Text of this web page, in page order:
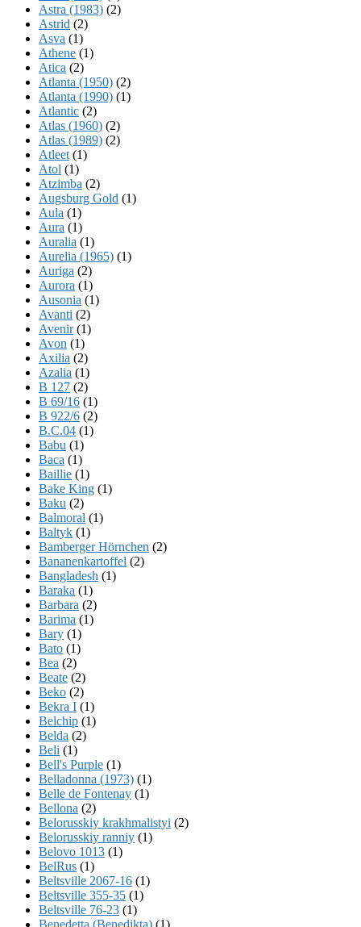
Astra (1983) (2)
Astrid (2)
Asva (1)
Athene (1)
Atica (2)
Atlanta (1950) (2)
Atlanta (1990) (1)
Atlantic (2)
Atlas (1960) (2)
Atlas (1989) (2)
Atleet (1)
Atol (1)
Atzimba (2)
Augsburg Gold (1)
Aula (1)
Aura (1)
Auralia (1)
Aurelia (1965) (1)
Auriga (2)
Aurora (1)
Ausonia (1)
Avanti (2)
Avenir(1)
Avon (1)
Axilia (2)
Azalia (1)
B 127 (2)
B 69/16 (1)
B 922/6 (2)
B.C.04 (1)
Babu (1)
Baca (1)
Baillie (1)
Bake King (1)
Baku (2)
Balmoral (1)
Baltyk (1)
Bamberger Hörnchen (2)
Bananenkartoffel (2)
Bangladesh (1)
Baraka (1)
Barbara (2)
Barima (1)
Bary (1)
Bato (1)
Bea (2)
Beate (2)
Beko (2)
Bekra I (1)
Belchip (1)
Belda (2)
Beli (1)
Bell's Purple (1)
Belladonna (1973) (1)
Belle de Fontenay (1)
Bellona (2)
Belorusskiy krakhmalistyi (2)
Belorusskiy ranniy (1)
Belovo 1013 (1)
BelRus (1)
Beltsville 2067-16 (1)
Beltsville 355-35 (1)
Beltsville 76-23 (1)
Benedetta (Benedikta) (1)